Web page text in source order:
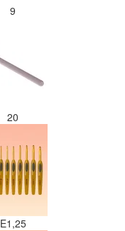
9
20
E1,25